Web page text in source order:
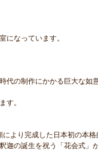
になっています。
代の制作にかかる巨大な如
す。
より完成した日本初の本
の誕生を祝う「花会式」